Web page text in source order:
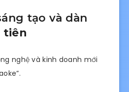
tạo và dàn
tiên
nghệ và kinh doanh mới